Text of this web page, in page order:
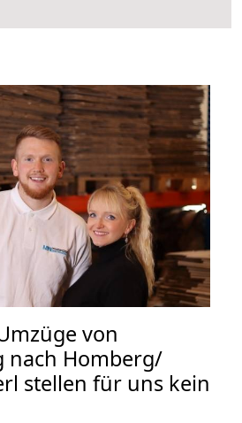
von
nach Homberg/
stellen für uns kein